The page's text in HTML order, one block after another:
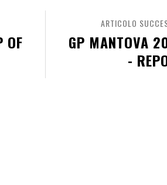
ARTICOLO
GP MANTOVA
-
OF